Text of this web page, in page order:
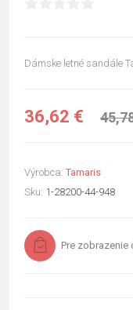
Dámske letné sandále
36,62 €
Výrobca: Tamaris
Sku: 1-28200-44-948
Pre